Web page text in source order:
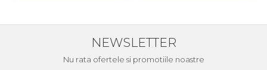
NEWSLETTER
Nu rata ofertele si promotiile noastre